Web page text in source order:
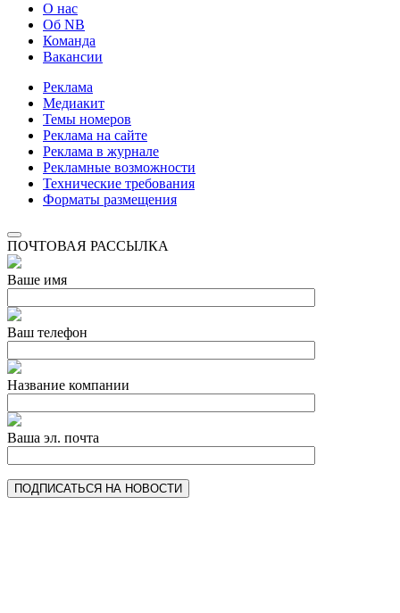
О нас
Об NB
Команда
Вакансии
Реклама
Медиакит
Темы номеров
Реклама на сайте
Реклама в журнале
Рекламные возможности
Технические требования
Форматы размещения
ПОЧТОВАЯ РАССЫЛКА
Ваше имя
Ваш телефон
Название компании
Ваша эл. почта